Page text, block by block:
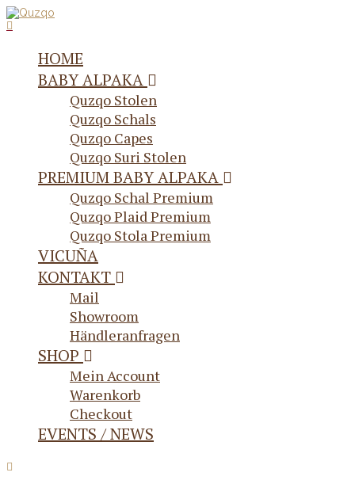
HOME
BABY ALPAKA
Quzqo Stolen
Quzqo Schals
Quzqo Capes
Quzqo Suri Stolen
PREMIUM BABY ALPAKA
Quzqo Schal Premium
Quzqo Plaid Premium
Quzqo Stola Premium
VICUÑA
KONTAKT
Mail
Showroom
Händleranfragen
SHOP
Mein Account
Warenkorb
Checkout
EVENTS / NEWS